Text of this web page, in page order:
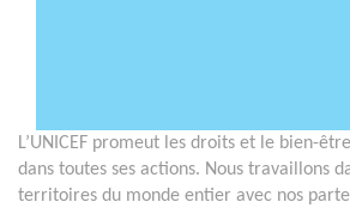
L’UNICEF promeut les droits et le bien-
dans toutes ses actions. Nous travaillons
territoires du monde entier avec nos